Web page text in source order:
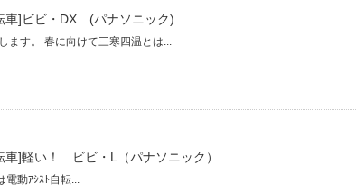
車]ビビ・DX (パナソニック)
ます。 春に向けて三寒四温とは...
車]軽い！ ビビ・L（パナソニック）
動ｱｼｽﾄ自転...